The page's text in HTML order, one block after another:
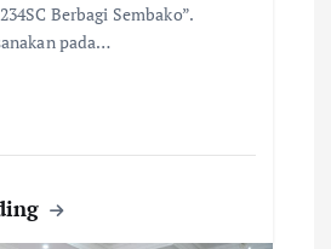
Berbagi Sembako”.
pada…